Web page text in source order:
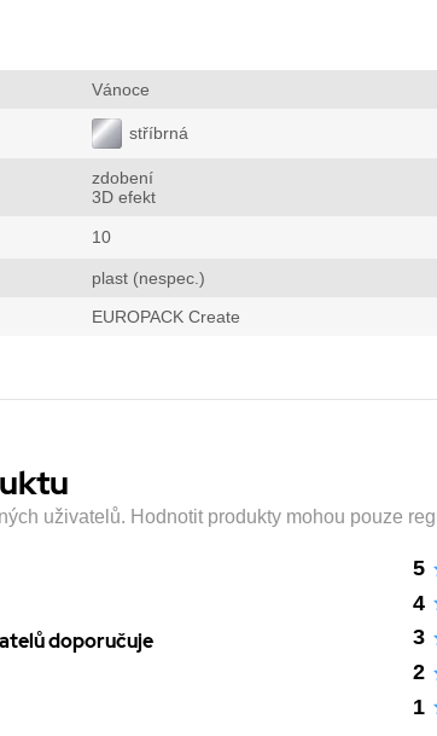
Vánoce
stříbrná
zdobení
3D efekt
10
plast (nespec.)
EUROPACK Create
uživatelů. Hodnotit produkty mohou pouze
doporučuje
5
4
3
2
1